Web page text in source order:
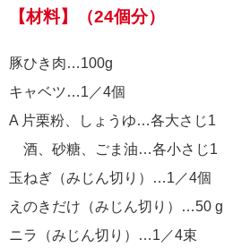
【材料】（24個分）
豚ひき肉…100g
キャベツ…1／4個
A 片栗粉、しょうゆ…各大さじ1
酒、砂糖、ごま油…各小さじ1
玉ねぎ（みじん切り）…1／4個
えのきだけ（みじん切り）…50 g
ニラ（みじん切り）…1／4束